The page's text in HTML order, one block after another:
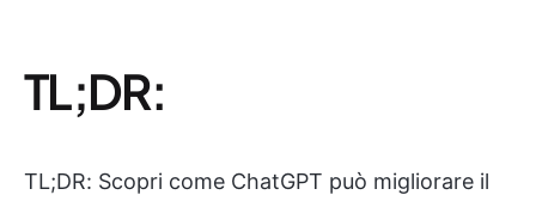
TL;DR:
TL;DR: Scopri come ChatGPT può migliorare il